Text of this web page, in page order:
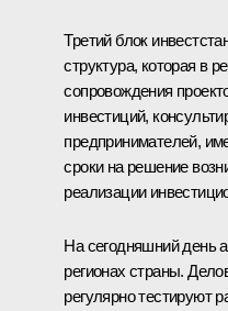
Третий блок
структура, которая в
сопровождения
инвестиций,
предпринимателей,
сроки на решение
реализации
На сегодняшний день
регионах страны.
регулярно тестируют